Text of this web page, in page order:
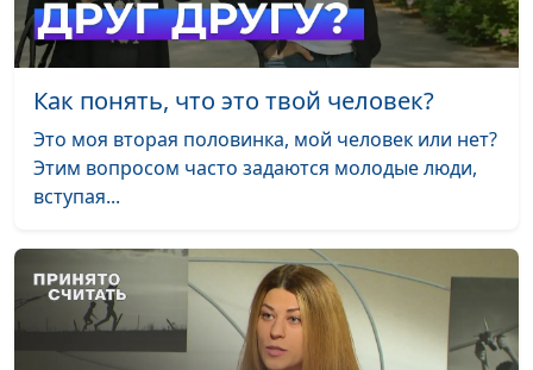
Критика в интернете:
как реагировать?
Евгений Скрипников #107
Развитие новой
привычки
Евгений Скрипников #105
«Как аукнется, так и
откликнется»
Евгений Скрипников #104
Влияние интернета на
подростка
Евгений Скрипников #103
Как понять, что это твой человек?
Это моя вторая половинка, мой человек или нет?
Этим вопросом часто задаются молодые люди,
вступая...